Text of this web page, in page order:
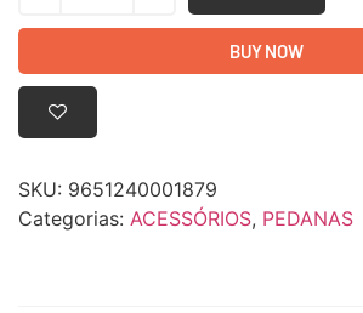
BUY NOW
SKU: 9651240001879
Categorias: ACESSÓRIOS, PEDANAS